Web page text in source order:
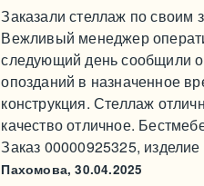
Заказали стеллаж по своим
Вежливый менеджер
следующий день сообщили о
опозданий в назначенное
конструкция. Стеллаж
качество отличное.
Заказ 00000925325,
Пахомова, 30.04.2025